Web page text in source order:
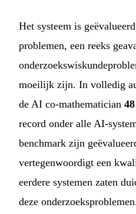
Het systeem is
problemen, een reeks
moeilijk zijn. In volledig
de AI co-mathematician
record onder alle AI-
benchmark zijn
vertegenwoordigt een
eerdere systemen zaten
deze